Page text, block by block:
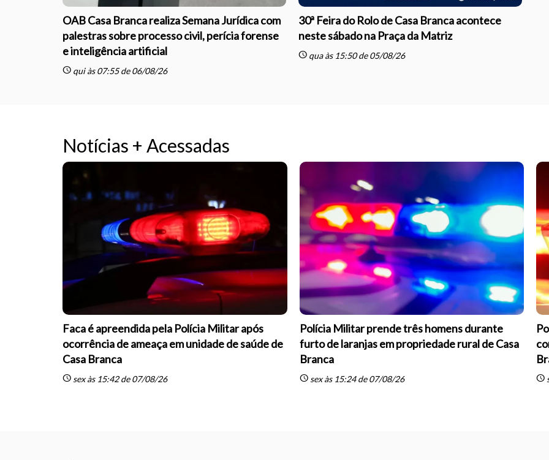
OAB Casa Branca realiza Semana Jurídica com
palestras sobre processo civil, perícia forense
e inteligência artificial
schedule qui às 07:55 de 06/08/26
30ª Feira do Rolo de Casa Branca acontece
neste sábado na Praça da Matriz
schedule qua às 15:50 de 05/08/26
Notícias + Acessadas
Faca é apreendida pela Polícia Militar após
ocorrência de ameaça em unidade de saúde de
Casa Branca
schedule sex às 15:42 de 07/08/26
Polícia Militar prende três homens durante
furto de laranjas em propriedade rural de Casa
Branca
schedulesex às 15:24 de 07/08/26 schedule